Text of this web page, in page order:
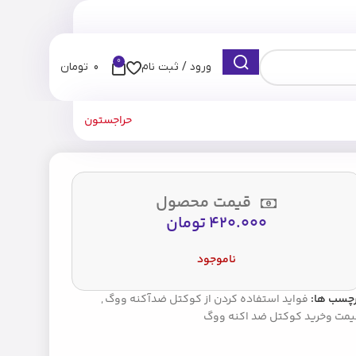
ورود / ثبت نام 0
0 تومان
حراجستون
قیمت محصول
420.000تومان
ناموجود
ها: فواید استفاده کردن از کوکتل ضدآکنه ووگ,
وخرید کوکتل ضد اکنه ووگ